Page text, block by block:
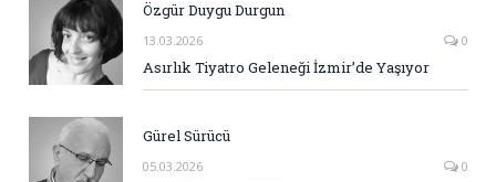
Özgür Duygu Durgun
13.03.2026 0
Asırlık Tiyatro Geleneği İzmir’de Yaşıyor
Gürel Sürücü
05.03.2026 0